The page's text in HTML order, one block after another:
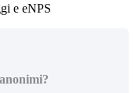
e eNPS